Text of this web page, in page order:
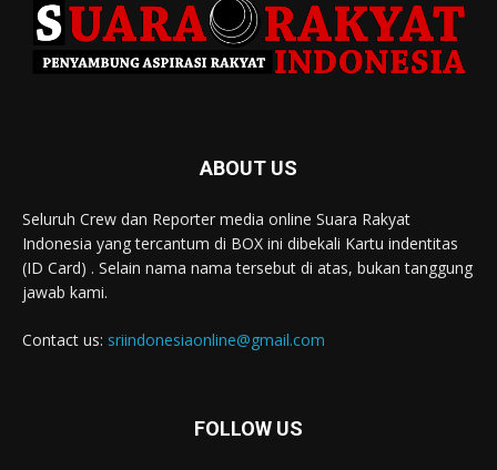
ABOUT US
Seluruh Crew dan Reporter media online Suara Rakyat
Indonesia yang tercantum di BOX ini dibekali Kartu indentitas
(ID Card) . Selain nama nama tersebut di atas, bukan tanggung
jawab kami.
Contact us: sriindonesiaonline@gmail.com
FOLLOW US